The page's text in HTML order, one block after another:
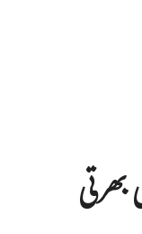
کی بھرتی